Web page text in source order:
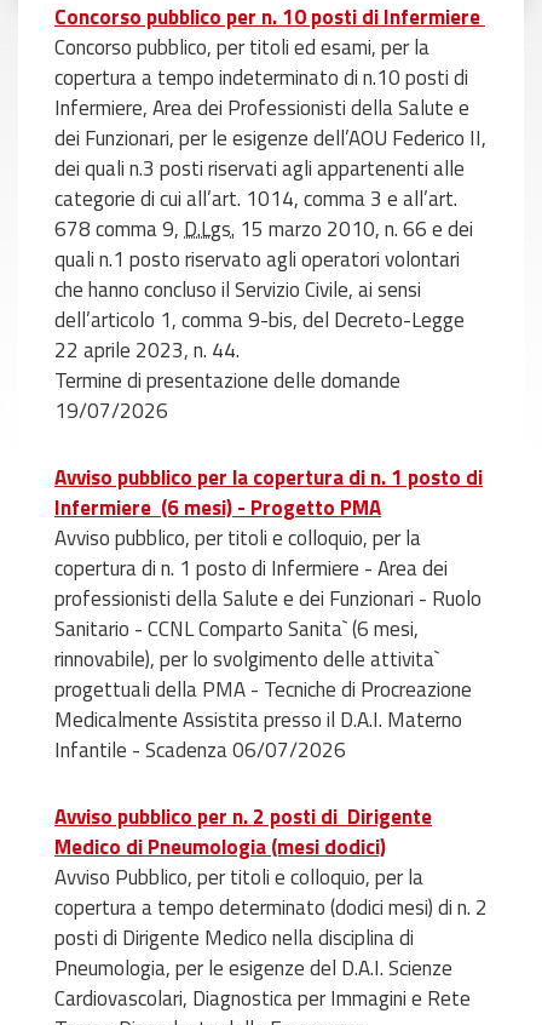
Concorso pubblico per n. 10 posti di Infermiere
Concorso pubblico, per titoli ed esami, per la
copertura a tempo indeterminato di n.10 posti di
Infermiere, Area dei Professionisti della Salute e
dei Funzionari, per le esigenze dell’AOU Federico II,
dei quali n.3 posti riservati agli appartenenti alle
categorie di cui all’art. 1014, comma 3 e all’art.
678 comma 9,D.Lgs. 15 marzo 2010, n. 66 e dei
quali n.1 posto riservato agli operatori volontari
che hanno concluso il Servizio Civile, ai sensi
dell’articolo 1, comma 9-bis, del Decreto-Legge
22 aprile 2023, n. 44.
Termine di presentazione delle domande
19/07/2026
Avviso pubblico per la copertura di n. 1 posto di
Infermiere (6 mesi) - Progetto PMA
Avviso pubblico, per titoli e colloquio, per la
copertura di n. 1 posto di Infermiere - Area dei
professionisti della Salute e dei Funzionari - Ruolo
Sanitario - CCNL Comparto Sanita` (6 mesi,
rinnovabile), per lo svolgimento delle attivita`
progettuali della PMA - Tecniche di Procreazione
Medicalmente Assistita presso il D.A.I. Materno
Infantile - Scadenza 06/07/2026
Avviso pubblico per n. 2 posti di Dirigente
Medico di Pneumologia (mesi dodici)
Avviso Pubblico, per titoli e colloquio, per la
copertura a tempo determinato (dodici mesi) di n. 2
posti di Dirigente Medico nella disciplina di
Pneumologia, per le esigenze del D.A.I. Scienze
Cardiovascolari, Diagnostica per Immagini e Rete